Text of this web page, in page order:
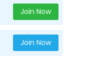
Join Now
Join Now